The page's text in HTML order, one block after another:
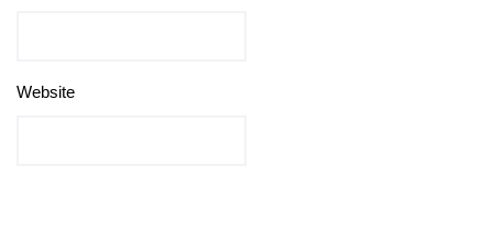
Website